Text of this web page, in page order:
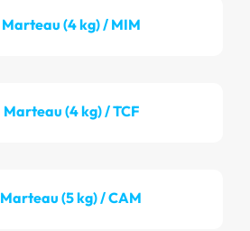
Marteau (4 kg) / MIM
Marteau (4 kg) / TCF
Marteau (5 kg) / CAM